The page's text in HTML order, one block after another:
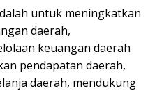
untuk meningkatkan
daerah,
keuangan daerah
pendapatan daerah,
daerah, mendukung